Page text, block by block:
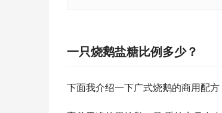
一只烧鹅盐糖比例多少？
下面我介绍一下广式烧鹅的商用配方